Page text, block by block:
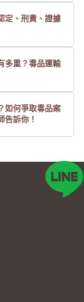
定、刑責、證據
多重？毒品運輸
如何爭取毒品案
告訴你！